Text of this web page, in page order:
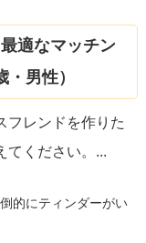
適なマッチン
男性）
フレンドを作りた
ください。 ...
的にティンダーがい